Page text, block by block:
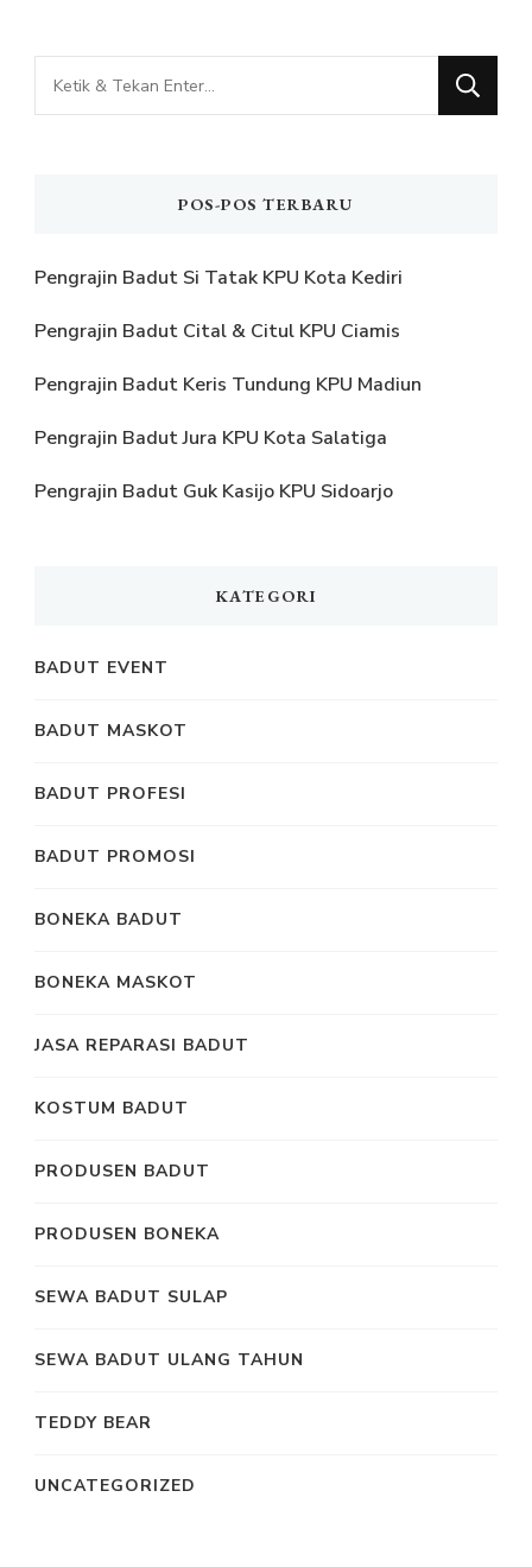
Mencari
Sesuatu?
POS-POS TERBARU
Pengrajin Badut Si Tatak KPU Kota Kediri
Pengrajin Badut Cital & Citul KPU Ciamis
Pengrajin Badut Keris Tundung KPU Madiun
Pengrajin Badut Jura KPU Kota Salatiga
Pengrajin Badut Guk Kasijo KPU Sidoarjo
KATEGORI
BADUT EVENT
BADUT MASKOT
BADUT PROFESI
BADUT PROMOSI
BONEKA BADUT
BONEKA MASKOT
JASA REPARASI BADUT
KOSTUM BADUT
PRODUSEN BADUT
PRODUSEN BONEKA
SEWA BADUT SULAP
SEWA BADUT ULANG TAHUN
TEDDY BEAR
UNCATEGORIZED